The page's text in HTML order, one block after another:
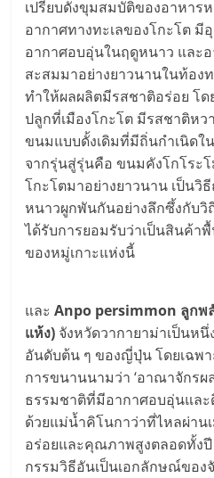
เปรียบดั่งขุมสมบัติของอาหาร
อากาศทางทะเลของโกะโต
อากาศอบอุ่นในฤดูหนาว และ
สะสมมาอย่างยาวนานในท้อง
ทำให้ผลผลิตมีรสชาติอร่อย โ
ปลูกที่เมืองโกะโต มีรสชาติห
ขนมแบบดั้งเดิมที่มีถิ่นกำเนิดใ
จากรุ่นสู่รุ่นคือ ขนมคังโกโระ
โกะโตมาอย่างยาวนาน เป็นวิ
หนาวผูกพันกันอย่างลึกซึ้งกับวิ
ได้รับการยอมรับว่าเป็นสินค้า
ของหมู่เกาะแห่งนี้
และAnpo persimmon ลูกพ
แห้ง) จังหวัดวากายาม่าเป็นห
อันดับต้น ๆ ของญี่ปุ่น โดยเฉพ
การขนานนามว่า ‘อาณาจักรผ
ธรรมชาติที่มีอากาศอบอุ่นแล
ด้วยแม่น้ำคิโนกาว่าที่ไหลผ่าน
อร่อยและคุณภาพสูงตลอดทั้ง
กรรมวิธีอันเป็นเอกลักษณ์ของ